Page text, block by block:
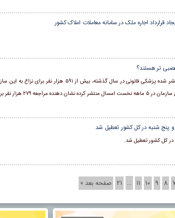
قرارداد اجاره ملک در سامانه معاملات املاک کشور
تر هستند؟
هزار نفر برای نزاع به این سازمان است.
و پنج شنبه در کل کشور تعطیل شد
در کل کشور تعطیل شد.
8
9
10
11
…
21 صفحه بعد »